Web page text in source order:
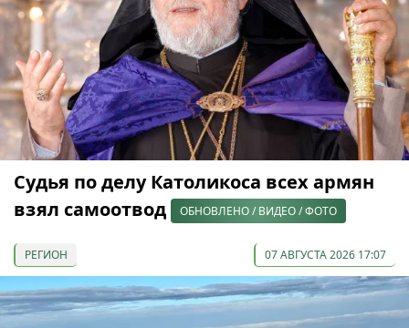
Судья по делу Католикоса всех армян
взял самоотвод
ОБНОВЛЕНО / ВИДЕО / ФОТО
РЕГИОН 07 АВГУСТА 2026 17:07